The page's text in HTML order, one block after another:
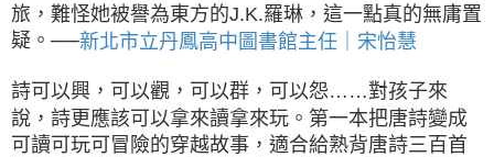
旅，難怪她被譽為東方的J.K.羅琳，這一點真的無庸置
疑。──新北市立丹鳳高中圖書館主任｜宋怡慧
詩可以興，可以觀，可以群，可以怨……對孩子來
說，詩更應該可以拿來讀拿來玩。第一本把唐詩變成
可讀可玩可冒險的穿越故事，適合給熟背唐詩三百首